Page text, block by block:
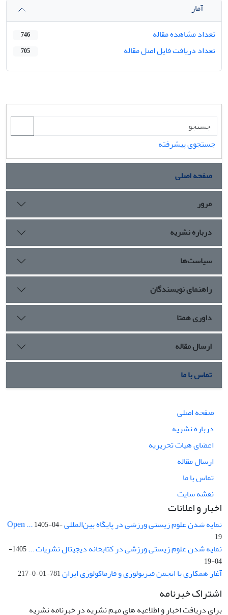
آمار
تعداد مشاهده مقاله
746
تعداد دریافت فایل اصل مقاله 705
جستجوی پیشرفته
صفحه اصلی
مرور
درباره نشریه
سیاست‌ها
راهنمای نویسندگان
داوری همتا
ارسال مقاله
تماس با ما
صفحه اصلی
درباره نشریه
اعضای هیات تحریریه
ارسال مقاله
تماس با ما
نقشه سایت
اخبار و اعلانات
نمایه شدن علوم زیستی ورزشی در پایگاه بین‌المللی Open ...1405-04-
19
نمایه شدن علوم زیستی ورزشی در کتابخانه دیجیتال نشریات ...
1405-
04-19
آغاز همکاری با انجمن فیزیولوژی و فارماکولوژی ایران781-01-0-217
اشتراک خبرنامه
برای دریافت اخبار و اطلاعیه های مهم نشریه در خبرنامه نشریه